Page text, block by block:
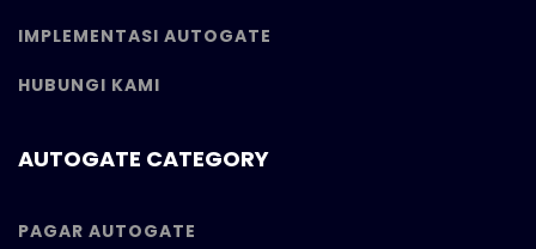
IMPLEMENTASI AUTOGATE
HUBUNGI KAMI
AUTOGATE CATEGORY
PAGAR AUTOGATE